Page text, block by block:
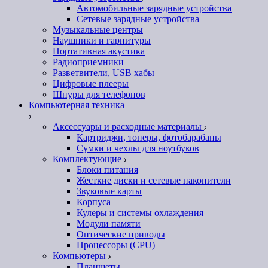
Автомобильные зарядные устройства
Сетевые зарядные устройства
Музыкальные центры
Наушники и гарнитуры
Портативная акустика
Радиоприемники
Разветвители, USB хабы
Цифровые плееры
Шнуры для телефонов
Компьютерная техника
Аксессуары и расходные материалы
Картриджи, тонеры, фотобарабаны
Сумки и чехлы для ноутбуков
Комплектующие
Блоки питания
Жесткие диски и сетевые накопители
Звуковые карты
Корпуса
Кулеры и системы охлаждения
Модули памяти
Оптические приводы
Процессоры (CPU)
Компьютеры